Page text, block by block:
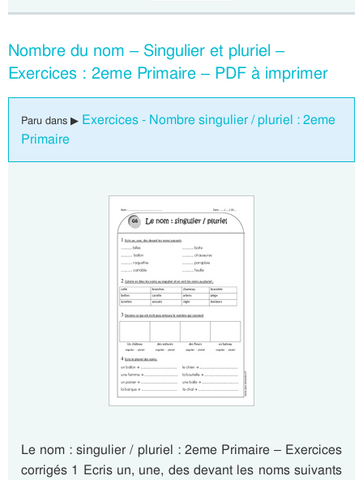
Nombre du nom – Singulier et pluriel –
Exercices : 2eme Primaire – PDF à imprimer
Paru dans ▶ Exercices - Nombre singulier / pluriel : 2eme
Primaire
Le nom : singulier / pluriel : 2eme Primaire – Exercices
corrigés 1 Ecris un, une, des devant les noms suivants